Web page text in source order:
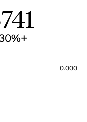
+1.30%
0.000